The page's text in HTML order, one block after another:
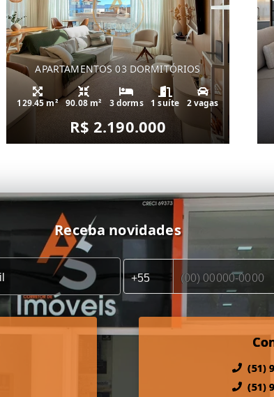
APARTAMENTOS 03 DORMITÓRIOS
129.45 m² 90.08 m² 3 dorms 1 suíte 2 vagas
R$ 2.190.000
Receba novidades
(51)
(51)